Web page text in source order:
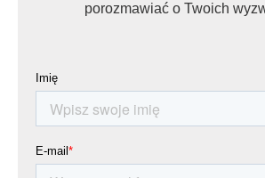
porozmawiać o Twoich